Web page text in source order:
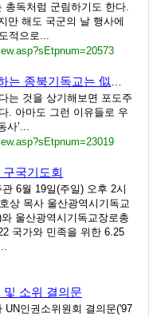
총독처럼 군림하기도 한다.
만 해도 국군의 날 행사에
적으로...
는 것을 상기해보면 포도주
. 아마도 그런 이유들로 우
사’...
국기도회
6월 19일(주일) 오후 2시
상 목사 울산광역시기독교
울산광역시기독교장로총
국가와 민족을 위한 6.25
및 소위 결의문
인권소위원회 결의문('97